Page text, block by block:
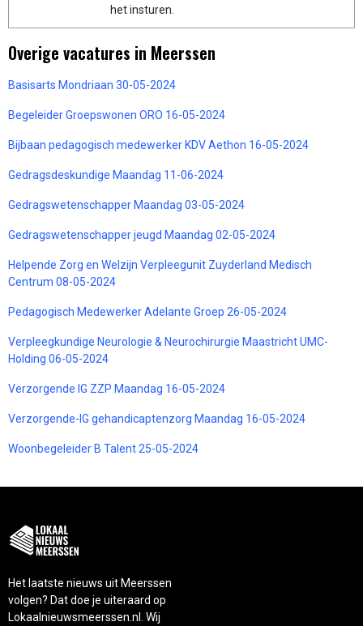
het insturen.
Overige vacatures in Meerssen
Basisarts Mondriaan 30-05-2024
Begeleider Groepswonen ORO 16-05-2024
Bijbaan pedagogisch medewerker KDV Aethon 16-05-2024
Gedragsdeskundige Maandag 11-06-2024
Gedragswetenschapper Maandag 03-05-2024
Gedragswetenschapper jeugd Maandag 02-05-2024
Helpende Zorg en Welzijn Verpleegunit Zuyderland Medisch
Centrum 08-05-2024
Pedagogisch Medewerker Adelante Groep 26-05-2024
Verpleegkundige Neurologie & Neurochirurgie Maastricht UMC-
Holding 06-05-2024
Verzorgende IG ZZP Maandag 16-05-2024
Verzorgende-IG gehandicaptenzorg Maandag 16-05-2024
Woonbegeleider B Talent 25-05-2024
Het laatste nieuws uit Meerssen
volgen? Dat doe je uiteraard op
Lokaalnieuwsmeerssen.nl. Wij